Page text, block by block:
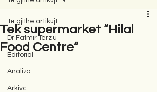
Të gjithë artikujt
Dr Fatmir Terziu
Editorial
Analiza
Arkiva
Tek supermarket “Hilal
Food Centre”